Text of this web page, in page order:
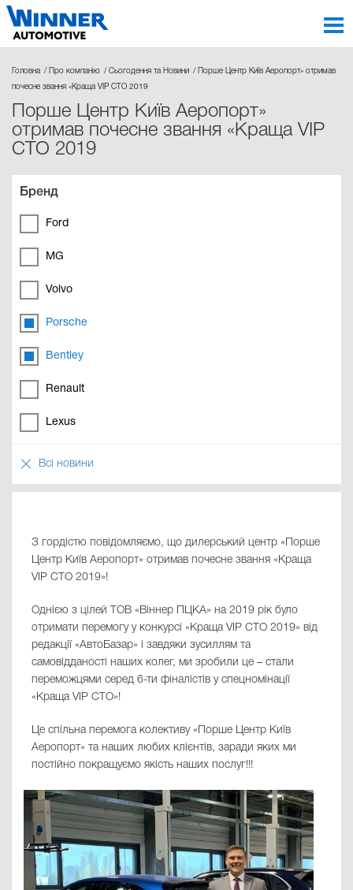
Головна Про компанію Сьогодення та Новини Порше Центр Київ Аеропорт» отримав
почесне звання «Краща VIP СТО 2019
Порше Центр Київ Аеропорт»
отримав почесне звання «Краща VIP
СТО 2019
Бренд
Ford
MG
Volvo
Porsche
Bentley
Renault
Lexus
Всі новини
З гордістю повідомляємо, що дилерський центр «Порше
Центр Київ Аеропорт» отримав почесне звання «Краща
VIP СТО 2019»!
Однією з цілей ТОВ «Віннер ПЦКА» на 2019 рік було
отримати перемогу у конкурсі «Краща VIP СТО 2019» від
редакції «АвтоБазар» і завдяки зусиллям та
самовідданості наших колег, ми зробили це – стали
переможцями серед 6-ти фіналістів у спецномінації
«Краща VIP СТО»!
Це спільна перемога колективу «Порше Центр Київ
Аеропорт» та наших любих клієнтів, заради яких ми
постійно покращуємо якість наших послуг!!!